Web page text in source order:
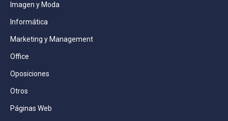
Imagen y Moda
Informática
Marketing y Management
Office
Oposiciones
Otros
Páginas Web